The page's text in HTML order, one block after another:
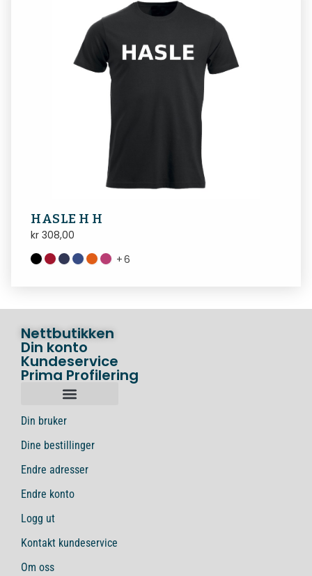
HASLE H H
kr 308,00
+6
Nettbutikken
Din konto
Kundeservice
Prima Profilering
Din bruker
Dine bestillinger
Endre adresser
Endre konto
Logg ut
Kontakt kundeservice
Om oss